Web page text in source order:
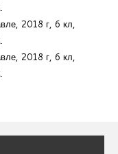
2018 г, 6 кл,
2018 г, 6 кл,